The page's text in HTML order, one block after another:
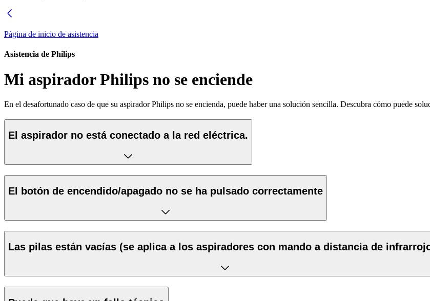
Página de inicio de asistencia
Asistencia de Philips
Mi aspirador Philips no se enciende
En el desafortunado caso de que su aspirador Philips no se encienda, puede haber una solución sencilla. Descubra cómo puede
El aspirador no está conectado a la red eléctrica.
El botón de encendido/apagado no se ha pulsado correctamente
Las pilas están vacías (se aplica a los aspiradores con mando a distancia de